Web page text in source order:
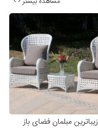
زیباترین مبلمان فضای باز